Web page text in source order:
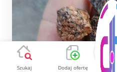
Szukaj Dodaj ofertę